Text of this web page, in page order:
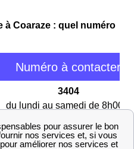
à Coaraze : quel numéro
Numéro à contacter
3404
du lundi au samedi de 8h00 à
3022